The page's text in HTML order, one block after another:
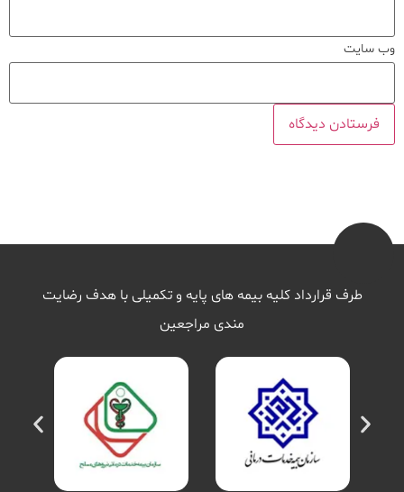
وب‌ سایت
طرف قرارداد کلیه بیمه های پایه و تکمیلی با هدف رضایت
مندی مراجعین